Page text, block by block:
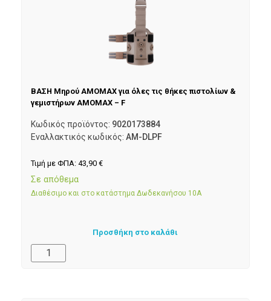
ΒΑΣΗ Μηρού AMOMAX για όλες τις θήκες πιστολίων &
γεμιστήρων AMOMAX – F
Κωδικός προϊόντος: 9020173884
Εναλλακτικός κωδικός: AM-DLPF
Τιμή με ΦΠΑ: 43,90 €
Σε απόθεμα
Διαθέσιμο και στο κατάστημα Δωδεκανήσου 10Α
Προσθήκη στο καλάθι